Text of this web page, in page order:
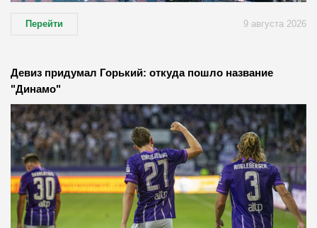
Перейти 9 августа 2026
Девиз придумал Горький: откуда пошло название
"Динамо"